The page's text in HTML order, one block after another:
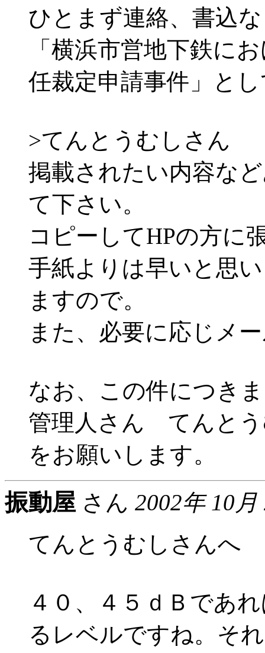
ひとまず連絡、書込
「横浜市営地下鉄に
任裁定申請事件」と
>てんとうむしさん
掲載されたい内容な
て下さい。
コピーしてHPの方に
手紙よりは早いと思
ますので。
また、必要に応じメ
なお、この件につき
管理人さん てんと
をお願いします。
振動屋 さん 2002年 10
てんとうむしさんへ
４０、４５ｄＢであ
るレベルですね。そ